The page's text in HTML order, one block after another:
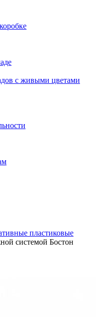
с живыми цветами
пластиковые
системой Бостон